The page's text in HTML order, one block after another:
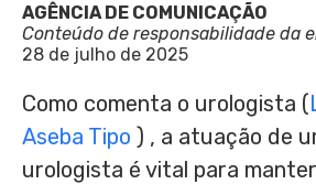
AGÊNCIA DE COMUNICAÇÃO
Conteúdo de responsabilidade da
28 de julho de 2025
Como comenta o urologista (
Aseba Tipo ) , a atuação de
urologista é vital para